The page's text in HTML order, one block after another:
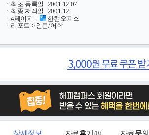
ㆍ 최초 등록일
2001.12.07
ㆍ 최종 저작일
2001.12
ㆍ 4페이지 /
한컴오피스
ㆍ 리포트 > 인문/어학
상세정보 자료후기 (0) 자료문의